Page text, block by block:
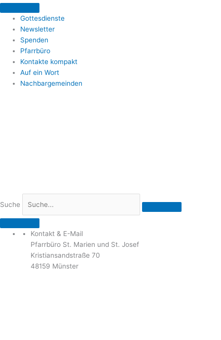
Zum
springen
Gottesdienste
Newsletter
Spenden
Pfarrbüro
Kontakte kompakt
Auf ein Wort
Nachbargemeinden
Suche
Kontakt & E-Mail
Pfarrbüro St. Marien und St. Josef
Kristiansandstraße 70
48159 Münster